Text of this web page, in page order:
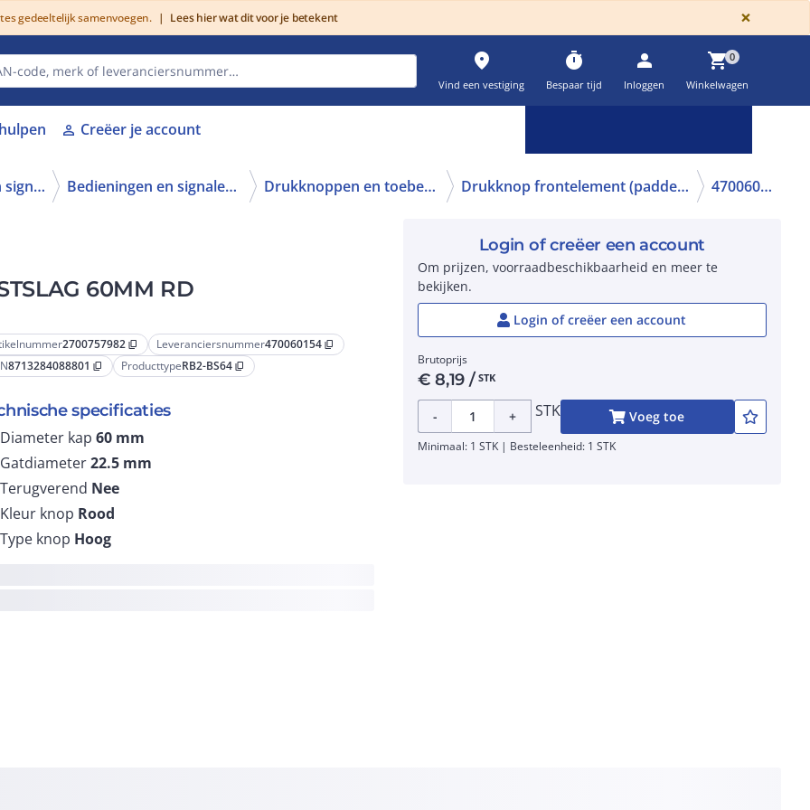
gedeeltelijk samenvoegen. | Lees hier wat dit voor je betekent ×
place
Vind een vestiging
timer
Bespaar tijd
person
Inloggen
shopping_cart0
Winkelwagen
person Creëer je account
Schakelen, bedienen en signaleren Bedieningen en signaleringen Drukknoppen en toebehoren Drukknop frontelement (paddenstoel) 470060154
60MM RD
2700757982 content_copy Leveranciersnummer470060154 content_copy
8713284088801 content_copy ProducttypeRB2-BS64 content_copy
specificaties
Diameter kap 60 mm
Gatdiameter22.5 mm
Terugverend Nee
Kleur knop Rood
Type knop Hoog
Login of creëer een account
Om prijzen, voorraadbeschikbaarheid en meer te
bekijken.
Login of creëer een account
Brutoprijs
€8,19 / STK
- + STK Voeg toe
Minimaal: 1 STK | Besteleenheid: 1 STK